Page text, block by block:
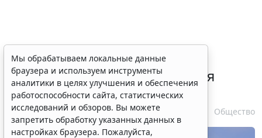
В РФ урегулировали вопросы
использования с/х земель для
сельского туризма
7 августа 2026 16:18 Общество
Мы обрабатываем локальные данные
браузера и используем инструменты
аналитики в целях улучшения и обеспечения
работоспособности сайта, статистических
исследований и обзоров. Вы можете
запретить обработку указанных данных в
настройках браузера. Пожалуйста,